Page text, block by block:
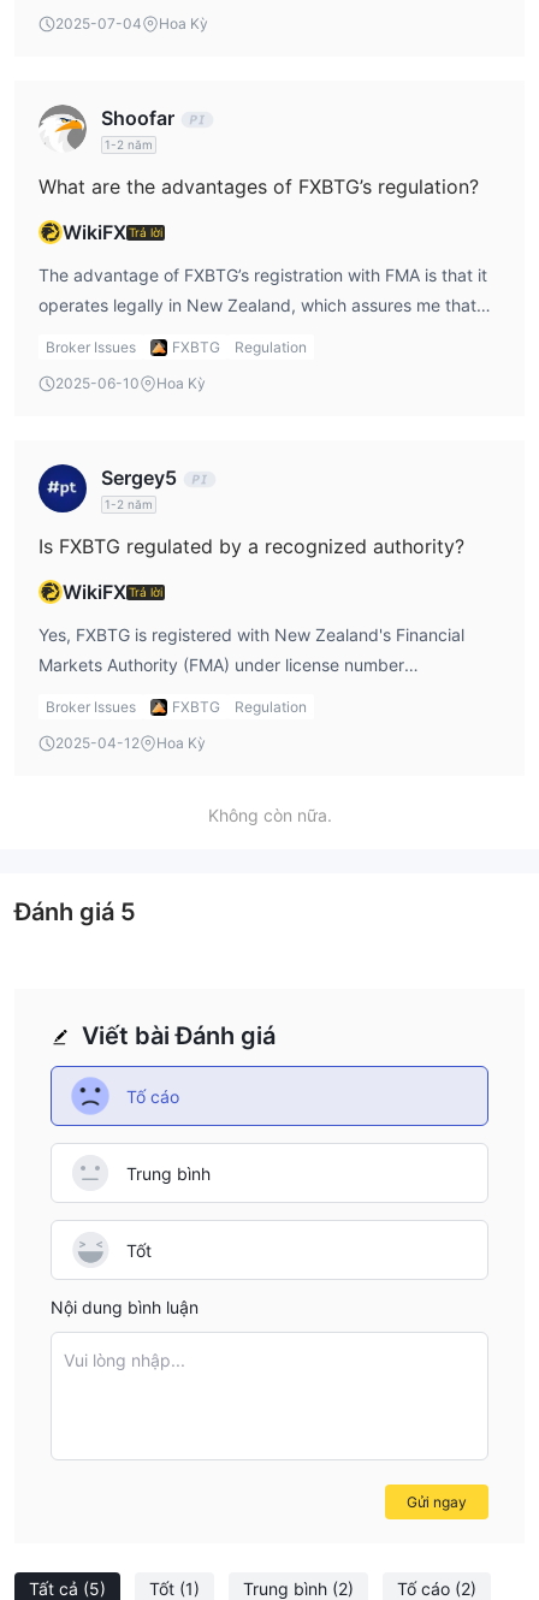
2025-07-04 Hoa Kỳ
Shoofar
1-2 năm
What are the advantages of FXBTG’s regulation?
WikiFXTrả lời
The advantage of FXBTG’s registration with FMA is that it
operates legally in New Zealand, which assures me that
it's a legitimate broker. However, the Exceeded regulatory
oversight, and I remain vigilant about how FXBTG handles
Broker Issues FXBTG
Regulation
2025-06-10
Hoa Kỳ
Sergey5
1-2 năm
Is FXBTG regulated by a recognized authority?
WikiFXTrả lời
Yes, FXBTG is registered with New Zealand's Financial
Markets Authority (FMA) under license number
9429030613140. However, its regulatory status is marked
oversight as before. While I feel FXBTG is legitimate, I
when it comes to risk management.
Broker Issues FXBTG
Regulation
2025-04-12
Hoa Kỳ
Không còn nữa.
Tất cả (5) Tốt (1) Trung bình (2) Tố cáo (2)
Viết bài Đánh giá
Tố cáo
Trung bình
Tốt
Nội dung bình luận
Vui lòng nhập...
Gửi ngay
Đánh giá 5